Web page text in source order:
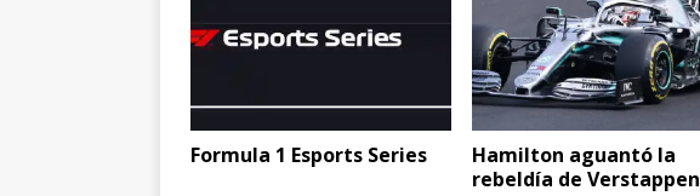
Formula 1 Esports Series
Hamilton aguantó la
rebeldía de Verstappen